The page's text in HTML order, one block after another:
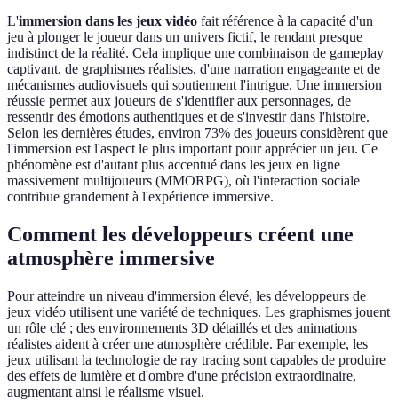
L'immersion dans les jeux vidéo fait référence à la capacité d'un
jeu à plonger le joueur dans un univers fictif, le rendant presque
indistinct de la réalité. Cela implique une combinaison de gameplay
captivant, de graphismes réalistes, d'une narration engageante et de
mécanismes audiovisuels qui soutiennent l'intrigue. Une immersion
réussie permet aux joueurs de s'identifier aux personnages, de
ressentir des émotions authentiques et de s'investir dans l'histoire.
Selon les dernières études, environ 73% des joueurs considèrent que
l'immersion est l'aspect le plus important pour apprécier un jeu. Ce
phénomène est d'autant plus accentué dans les jeux en ligne
massivement multijoueurs (MMORPG), où l'interaction sociale
contribue grandement à l'expérience immersive.
Comment les développeurs créent une
atmosphère immersive
Pour atteindre un niveau d'immersion élevé, les développeurs de
jeux vidéo utilisent une variété de techniques. Les graphismes jouent
un rôle clé ; des environnements 3D détaillés et des animations
réalistes aident à créer une atmosphère crédible. Par exemple, les
jeux utilisant la technologie de ray tracing sont capables de produire
des effets de lumière et d'ombre d'une précision extraordinaire,
augmentant ainsi le réalisme visuel.